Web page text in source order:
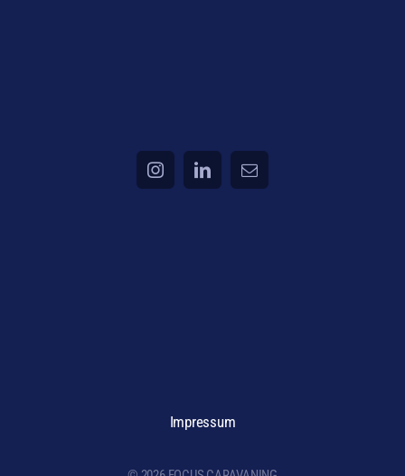
Impressum